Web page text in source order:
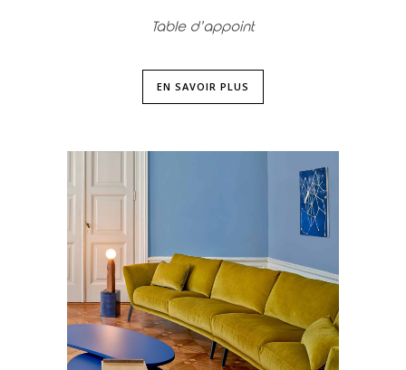
Table d’appoint
EN SAVOIR PLUS